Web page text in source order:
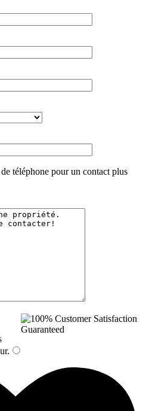
téléphone pour un contact plus
.